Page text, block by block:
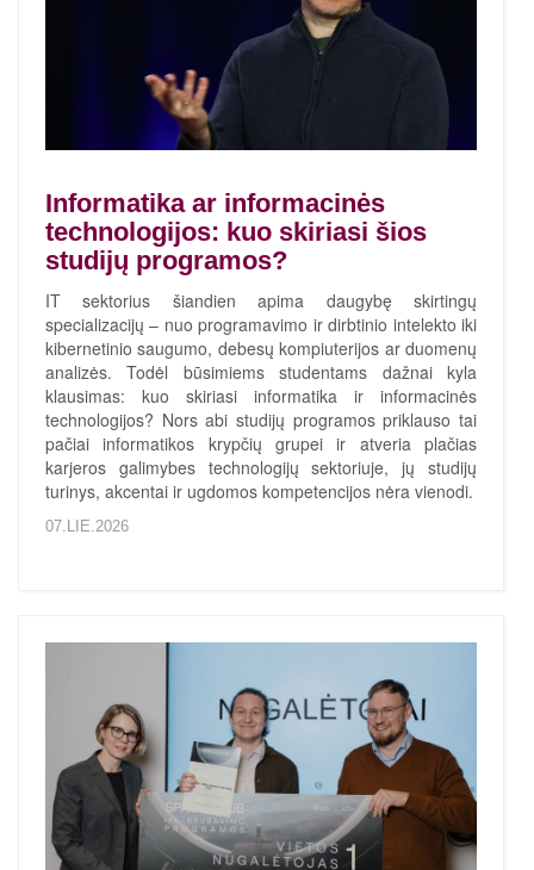
Informatika ar informacinės
technologijos: kuo skiriasi šios
studijų programos?
IT sektorius šiandien apima daugybę skirtingų
specializacijų – nuo programavimo ir dirbtinio intelekto iki
kibernetinio saugumo, debesų kompiuterijos ar duomenų
analizės. Todėl būsimiems studentams dažnai kyla
klausimas: kuo skiriasi informatika ir informacinės
technologijos? Nors abi studijų programos priklauso tai
pačiai informatikos krypčių grupei ir atveria plačias
karjeros galimybes technologijų sektoriuje, jų studijų
turinys, akcentai ir ugdomos kompetencijos nėra vienodi.
07.LIE.2026